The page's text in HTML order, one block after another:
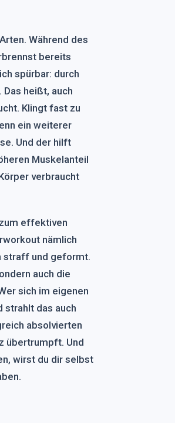
Während des
bereits
spürbar: durch
heißt, auch
Klingt fast zu
ein weiterer
Und der hilft
Muskelanteil
verbraucht
effektiven
nämlich
straff und geformt.
auch die
sich im eigenen
strahlt das auch
absolvierten
übertrumpft. Und
wirst du dir selbst